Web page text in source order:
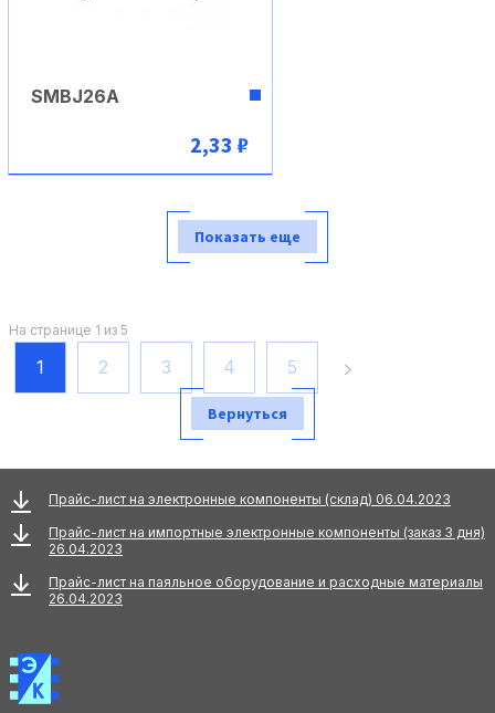
SMBJ26A
2,33 ₽
Показать еще
На странице 1 из 5
1 2 3 4 5
Вернуться
Прайс-лист на электронные компоненты (склад) 06.04.2023
Прайс-лист на импортные электронные компоненты (заказ 3 дня)
26.04.2023
Прайс-лист на паяльное оборудование и расходные материалы
26.04.2023